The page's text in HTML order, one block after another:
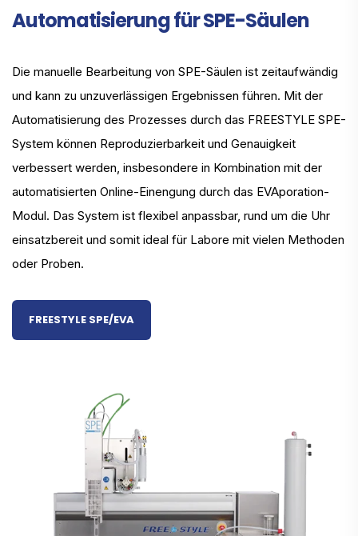
Automatisierung für SPE-Säulen
Die manuelle Bearbeitung von SPE-Säulen ist zeitaufwändig
und kann zu unzuverlässigen Ergebnissen führen. Mit der
Automatisierung des Prozesses durch das FREESTYLE SPE-
System können Reproduzierbarkeit und Genauigkeit
verbessert werden, insbesondere in Kombination mit der
automatisierten Online-Einengung durch das EVAporation-
Modul. Das System ist flexibel anpassbar, rund um die Uhr
einsatzbereit und somit ideal für Labore mit vielen Methoden
oder Proben.
FREESTYLE SPE/EVA